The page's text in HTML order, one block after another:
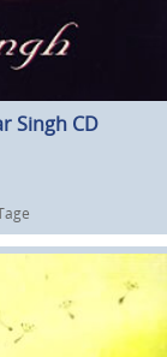
Singh CD